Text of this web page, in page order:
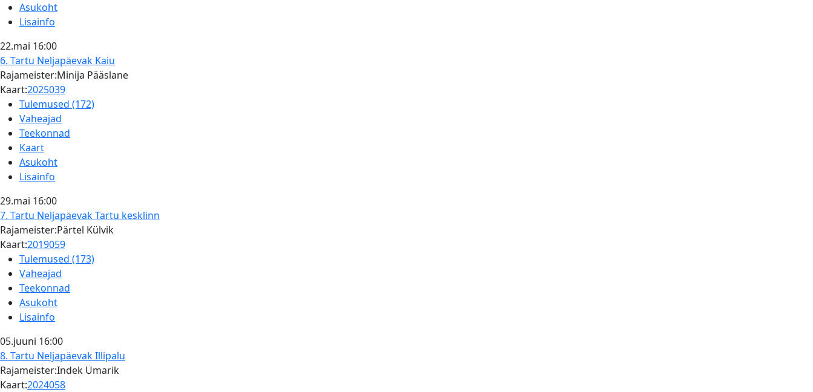
Asukoht
Lisainfo
22.mai 16:00
6. Tartu Neljapäevak Kaiu
Rajameister:Minija Pääslane
Kaart:2025039
Tulemused (172)
Vaheajad
Teekonnad
Kaart
Asukoht
Lisainfo
29.mai 16:00
7. Tartu NeljapäevakTartu kesklinn
Rajameister:Pärtel Külvik
Kaart:2019059
Tulemused (173)
Vaheajad
Teekonnad
Asukoht
Lisainfo
05.juuni 16:00
8. Tartu NeljapäevakIllipalu
Rajameister:Indek Ümarik
Kaart:2024058